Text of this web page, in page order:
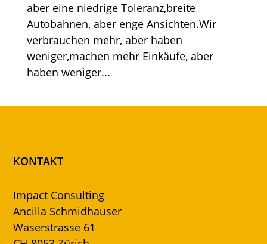
aber eine niedrige Toleranz,breite
Autobahnen, aber enge Ansichten.Wir
verbrauchen mehr, aber haben
weniger,machen mehr Einkäufe, aber
haben weniger...
KONTAKT
Impact Consulting
Ancilla Schmidhauser
Waserstrasse 61